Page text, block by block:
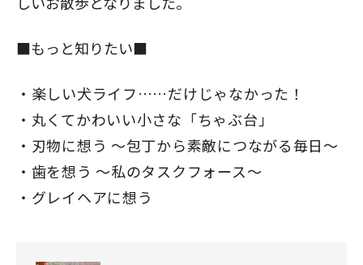
■もっと知りたい■
楽しい犬ライフ……だけじゃなかった！
丸くてかわいい小さな「ちゃぶ台」
刃物に想う ～包丁から素敵につながる毎日～
歯を想う ～私のタスクフォース～
グレイヘアに想う